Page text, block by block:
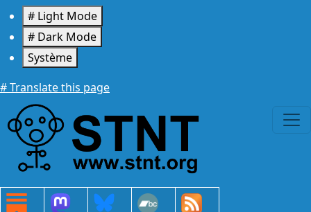
Aller au contenu principal
# Light Mode
# Dark Mode
Système
# Translate this page